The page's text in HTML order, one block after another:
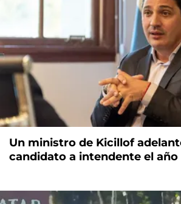
Un ministro de Kicillof
candidato a intendente el año